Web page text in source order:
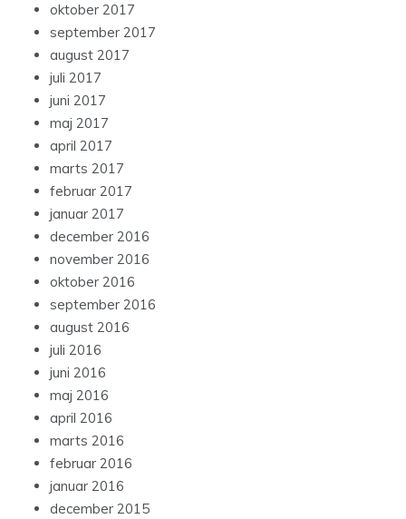
oktober 2017
september 2017
august 2017
juli 2017
juni 2017
maj 2017
april 2017
marts 2017
februar 2017
januar 2017
december 2016
november 2016
oktober 2016
september 2016
august 2016
juli 2016
juni 2016
maj 2016
april 2016
marts 2016
februar 2016
januar 2016
december 2015